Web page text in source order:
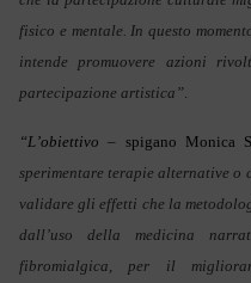
fisico e mentale. In questo
intende promuovere azioni
partecipazione artistica”
“L’obiettivo – spigano
sperimentare terapie alternative o
validare gli effetti che la
dall’uso della medicina
fibromialgica, per il